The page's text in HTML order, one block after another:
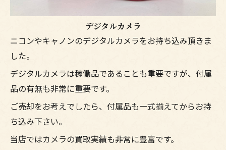
デジタルカメラ
ニコンやキャノンのデジタルカメラをお持ち込み頂きま
した。
デジタルカメラは稼働品であることも重要ですが、付属
品の有無も非常に重要です。
ご売却をお考えでしたら、付属品も一式揃えてからお持
ち込み下さい。
当店ではカメラの買取実績も非常に豊富です。